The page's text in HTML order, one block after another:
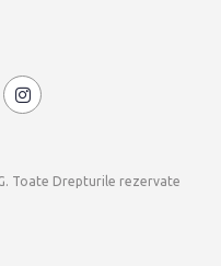
Toate Drepturile rezervate